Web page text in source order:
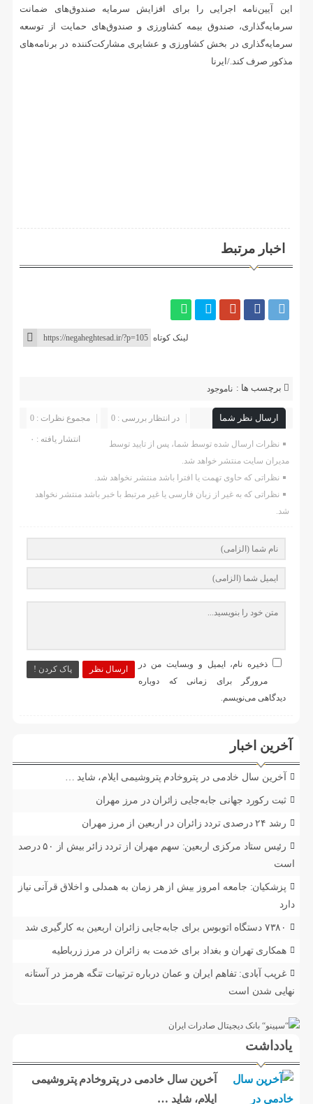
این آیین‌نامه اجرایی را برای افزایش سرمایه صندوق‌های ضمانت
سرمایه‌گذاری، صندوق بیمه کشاورزی و صندوق‌های حمایت از توسعه
سرمایه‌گذاری در بخش کشاورزی و عشایری مشارکت‌کننده در برنامه‌های
مذکور صرف کند./ایرنا
اخبار مرتبط
لینک کوتاه
برچسب ها : ناموجود
ارسال نظر شما مجموع نظرات : 0 در انتظار بررسی : 0
انتشار یافته : ۰
نظرات ارسال شده توسط شما، پس از تایید توسط
مدیران سایت منتشر خواهد شد.
نظراتی که حاوی تهمت یا افترا باشد منتشر نخواهد شد.
نظراتی که به غیر از زبان فارسی یا غیر مرتبط با خبر باشد منتشر نخواهد
شد.
ارسال نظر پاک کردن !
ذخیره نام، ایمیل و وبسایت من در
مرورگر برای زمانی که دوباره
دیدگاهی می‌نویسم.
آخرین اخبار
آخرین سال خادمی در پتروخادم پتروشیمی ایلام، شاید …
ثبت رکورد جهانی جابه‌جایی زائران در مرز مهران
رشد ۲۴ درصدی تردد زائران در اربعین از مرز مهران
رئیس ستاد مرکزی اربعین: سهم مهران از تردد زائر بیش از ۵۰ درصد
است
پزشکیان: جامعه امروز بیش از هر زمان به همدلی و اخلاق قرآنی نیاز
دارد
۷۳۸۰ دستگاه اتوبوس برای جابه‌جایی زائران اربعین به‌ کارگیری شد
همکاری تهران و بغداد برای خدمت به زائران در مرز زرباطیه
غریب آبادی: تفاهم ایران و عمان درباره ترتیبات تنگه هرمز در آستانه
نهایی شدن است
یادداشت
آخرین سال خادمی در پتروخادم پتروشیمی
ایلام، شاید …